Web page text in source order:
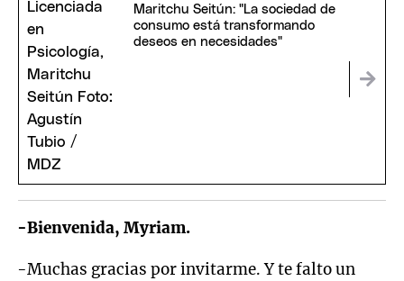
Maritchu Seitún: "La sociedad de
consumo está transformando
deseos en necesidades"
-Bienvenida, Myriam.
-Muchas gracias por invitarme. Y te falto un